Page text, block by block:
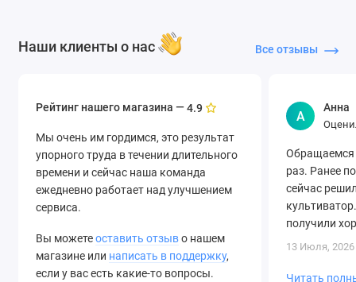
Наши клиенты о нас Все отзывы
Рейтинг нашего магазина —4.9
Мы очень им гордимся, это результат
упорного труда в течении длительного
времени и сейчас наша команда
ежедневно работает над улучшением
сервиса.
Вы можетеоставить отзыво нашем
магазине или написать в поддержку,
если у вас есть какие-то вопросы.
А
Анна
Обращаемся
раз. Ранее
сейчас
получили
быструю
13 Июля, 2026
Читать